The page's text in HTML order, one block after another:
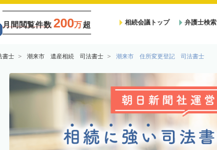
月間閲覧件数 200万超 相続会議トップ 弁護士検索
士 潮来市 遺産相続 司法書士 潮来市 住所変更登記 司法書士